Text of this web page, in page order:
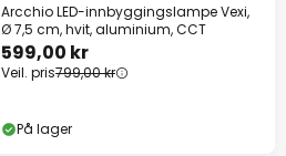
Arcchio LED-innbyggingslampe Vexi,
Ø 7,5 cm, hvit, aluminium, CCT
599,00 kr
Veil. pris799,00 kr
På lager